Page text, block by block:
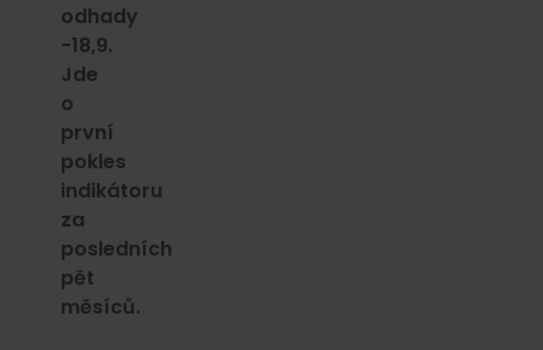
odhady
-18,9.
Jde
o
první
pokles
indikátoru
za
posledních
pět
měsíců.